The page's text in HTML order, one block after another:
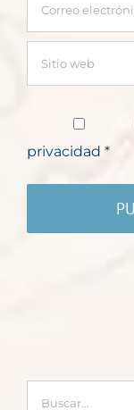
privacidad *